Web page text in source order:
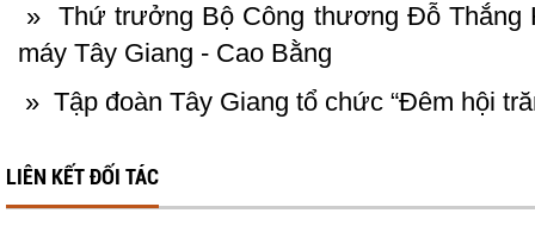
» Thứ trưởng Bộ Công thương Đỗ Thắng
máy Tây Giang - Cao Bằng
» Tập đoàn Tây Giang tổ chức “Đêm hội
LIÊN KẾT ĐỐI TÁC